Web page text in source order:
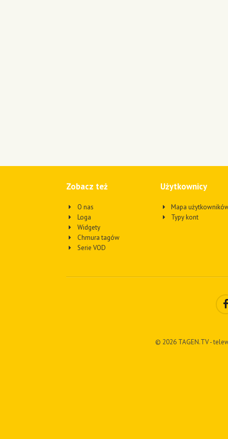
Zobacz też
O nas
Loga
Widgety
Chmura tagów
Serie VOD
Użytkownicy
Mapa
Typy kont
© 2026 TAGEN.TV -